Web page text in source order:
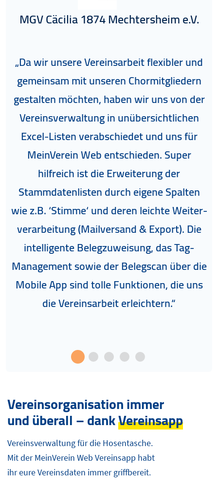
MGV Cäcilia 1874 Mechtersheim e.V.
„Da wir unsere Vereinsarbeit flexibler und
ge­mein­sam mit unseren Chormitgliedern
gestalten möchten, haben wir uns von der
Ver­eins­ver­waltung in unübersichtlichen
Excel-Listen verabschiedet und uns für
MeinVerein Web entschieden. Super
hilfreich ist die Erweiterung der
Stammdatenlisten durch eigene Spalten
wie z.B. ‘Stimme‘ und deren leichte Wei­ter­
verarbeitung (Mailversand & Export). Die
in­tel­li­gen­te Belegzuweisung, das Tag-
Management sowie der Belegscan über die
Mobile App sind tolle Funktionen, die uns
die Vereinsarbeit erleichtern.“
Vereinsorganisation immer
und überall – dankVereinsapp
Vereinsverwaltung für die Hosentasche.
Mit der MeinVerein Web Vereinsapp habt
ihr eure Vereinsdaten immer griffbereit.